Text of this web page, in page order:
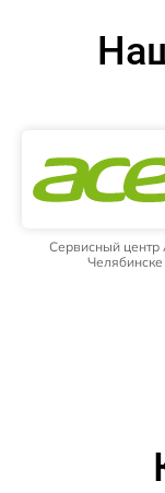
Сервисный центр
Челябинске